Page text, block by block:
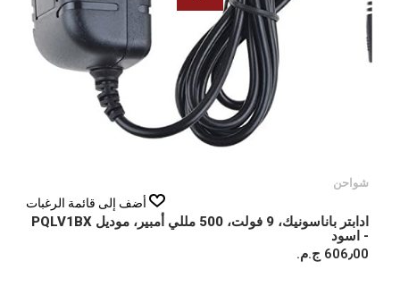
شواحن
أضف إلى قائمة الرغبات
ادابتر باناسونيك، 9 فولت، 500 مللي أمبير، موديل PQLV1BX
- اسود
606٫00 ج.م.‏